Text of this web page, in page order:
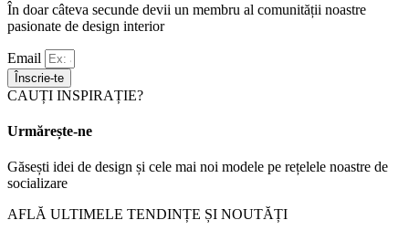
În doar câteva secunde devii un membru al comunității noastre
pasionate de design interior
Email
Înscrie-te
CAUȚI INSPIRAȚIE?
Urmărește-ne
Găsești idei de design și cele mai noi modele pe rețelele noastre de
socializare
AFLĂ ULTIMELE TENDINȚE ȘI NOUTĂȚI